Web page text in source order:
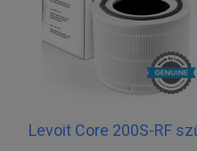
Levoit Core 200S-RF